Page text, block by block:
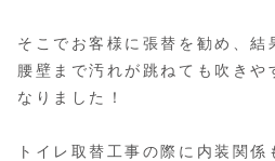
そこでお客様に張替を勧め、結
腰壁まで汚れが跳ねても吹きや
なりました！
トイレ取替工事の際に内装関